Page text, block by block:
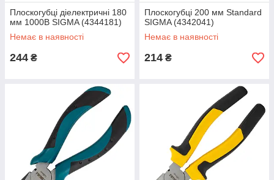
Плоскогубці діелектричні 180
мм 1000В SIGMA (4344181)
Немає в наявності
244 ₴
Плоскогубці 200 мм Standard
SIGMA (4342041)
Немає в наявності
214 ₴